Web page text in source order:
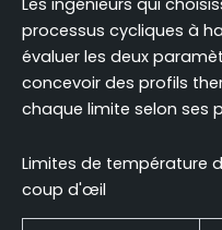
Les ingénieurs qui
processus cycliques à
évaluer les deux
concevoir des profils
chaque limite selon ses
Limites de température
coup d'œil